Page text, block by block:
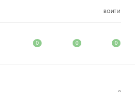
ВОЙТИ
0 0 0